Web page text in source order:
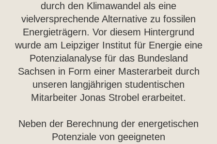
durch den Klimawandel als eine
vielversprechende Alternative zu fossilen
Energieträgern. Vor diesem Hintergrund
wurde am Leipziger Institut für Energie eine
Potenzialanalyse für das Bundesland
Sachsen in Form einer Masterarbeit durch
unseren langjährigen studentischen
Mitarbeiter Jonas Strobel erarbeitet.
Neben der Berechnung der energetischen
Potenziale von geeigneten